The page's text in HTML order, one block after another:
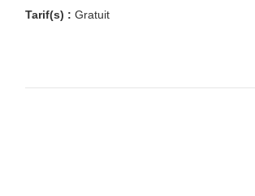
Tarif(s) : Gratuit